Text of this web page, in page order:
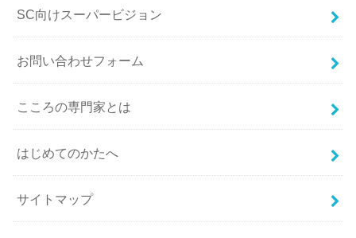
SC向けスーパービジョン
お問い合わせフォーム
こころの専門家とは
はじめてのかたへ
サイトマップ